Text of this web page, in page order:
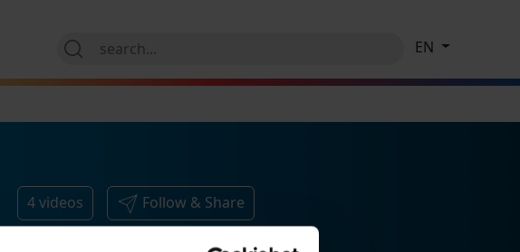
EN
4videos Follow & Share